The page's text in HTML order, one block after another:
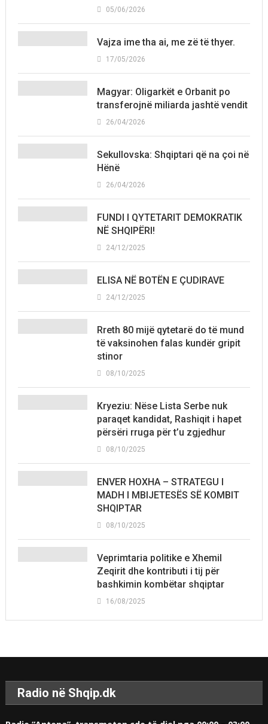
05/06/2026
Vajza ime tha ai, me zë të thyer.
17/05/2026
Magyar: Oligarkët e Orbanit po
transferojnë miliarda jashtë vendit
26/04/2026
Sekullovska: Shqiptari që na çoi në
Hënë
26/04/2026
FUNDI I QYTETARIT DEMOKRATIK
NË SHQIPËRI!
24/12/2025
ELISA NË BOTËN E ÇUDIRAVE
24/12/2025
Rreth 80 mijë qytetarë do të mund
të vaksinohen falas kundër gripit
stinor
08/10/2025
Kryeziu: Nëse Lista Serbe nuk
paraqet kandidat, Rashiqit i hapet
përsëri rruga për t’u zgjedhur
08/10/2025
ENVER HOXHA – STRATEGU I
MADH I MBIJETESËS SË KOMBIT
SHQIPTAR
08/10/2025
Veprimtaria politike e Xhemil
Zeqirit dhe kontributi i tij për
bashkimin kombëtar shqiptar
16/08/2025
Radio në Shqip.dk